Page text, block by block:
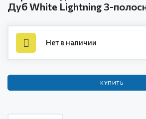
Дуб White Lightning 3-
Нет в наличии
КУПИТЬ